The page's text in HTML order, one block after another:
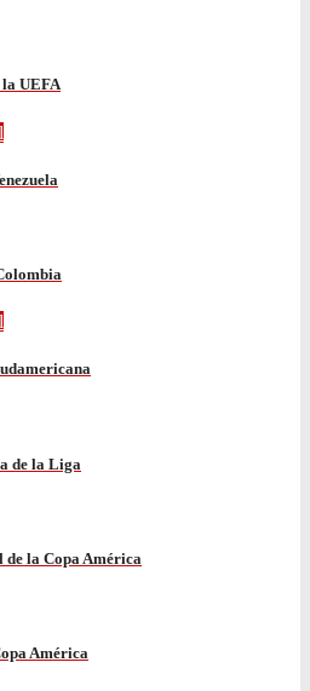
la UEFA
de la Liga
de la Copa América
América